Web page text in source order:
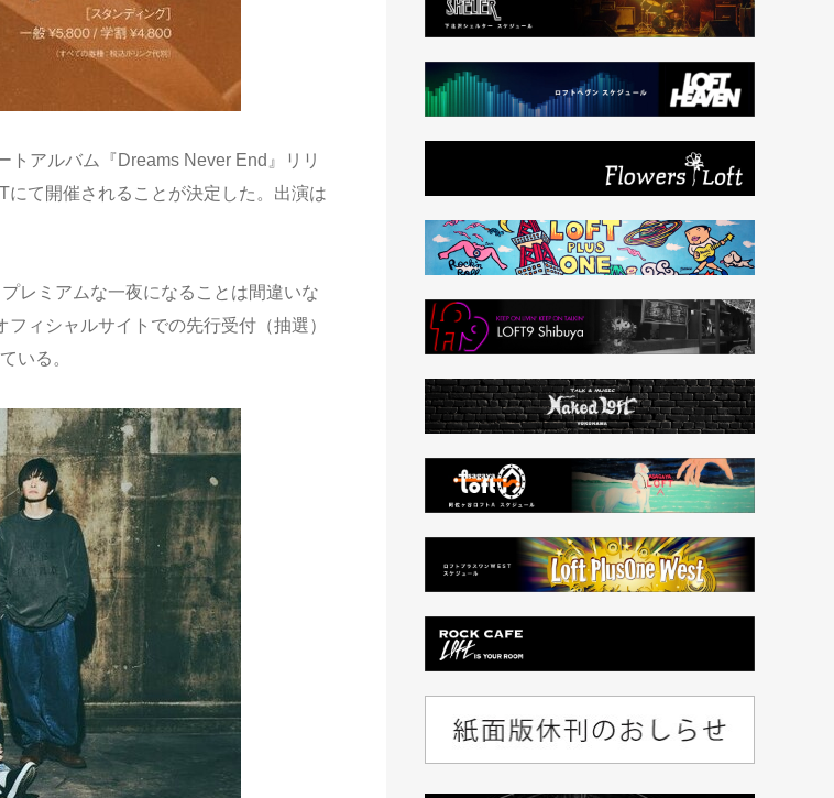
アルバム『Dreams Never End』リリ
て開催されることが決定した。出演は
レミアムな一夜になることは間違いな
ィシャルサイトでの先行受付（抽選）
いる。